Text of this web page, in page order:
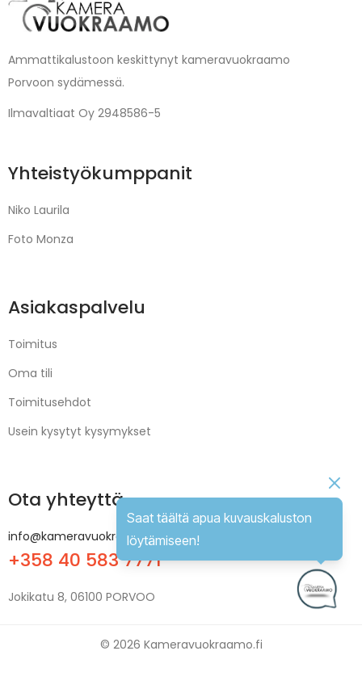
Ammattikalustoon keskittynyt kameravuokraamo
Porvoon sydämessä.
Ilmavaltiaat Oy 2948586-5
Yhteistyökumppanit
Niko Laurila
Foto Monza
Asiakaspalvelu
Toimitus
Oma tili
Toimitusehdot
Usein kysytyt kysymykset
Ota yhteyttä
info@kameravuokraamo.fi
+358 40 583 7771
Jokikatu 8, 06100 PORVOO
© 2026 Kameravuokraamo.fi
Saat täältä apua kuvauskaluston
löytämiseen!